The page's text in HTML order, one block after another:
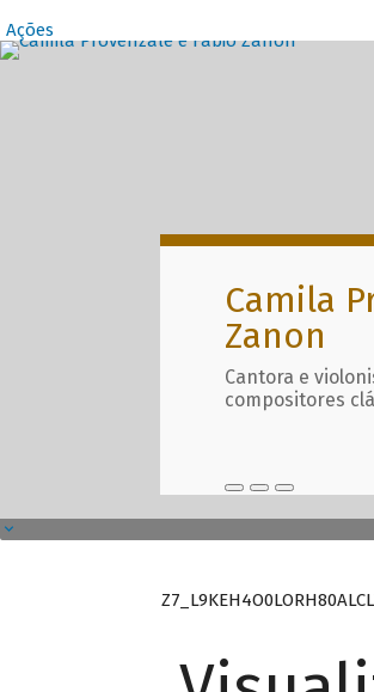
Ações
Camila
Zanon
Cantora e
compositores